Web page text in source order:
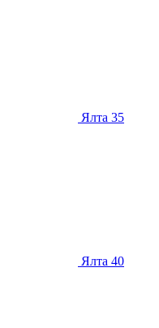
Ялта 35
Ялта 40